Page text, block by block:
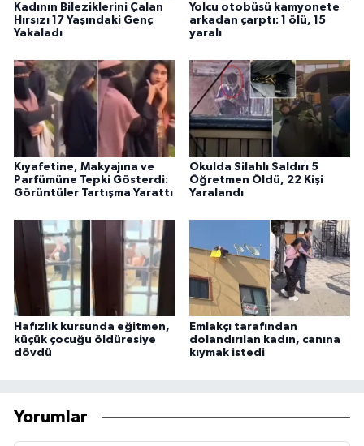
Kadının Bileziklerini Çalan
Hırsızı 17 Yaşındaki Genç
Yakaladı
Yolcu otobüsü kamyonete
arkadan çarptı: 1 ölü, 15
yaralı
Kıyafetine, Makyajına ve
Parfümüne Tepki Gösterdi:
Görüntüler Tartışma Yarattı
Okulda Silahlı Saldırı 5
Öğretmen Öldü, 22 Kişi
Yaralandı
Hafızlık kursunda eğitmen,
küçük çocuğu öldüresiye
dövdü
Emlakçı tarafından
dolandırılan kadın, canına
kıymak istedi
Yorumlar